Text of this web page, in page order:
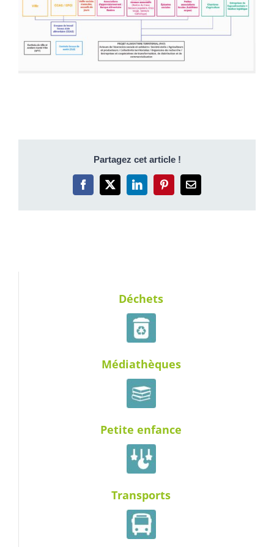
Partagez cet article !
Facebook
X LinkedInPinterestEmail
Déchets
Médiathèques
Petite enfance
Transports